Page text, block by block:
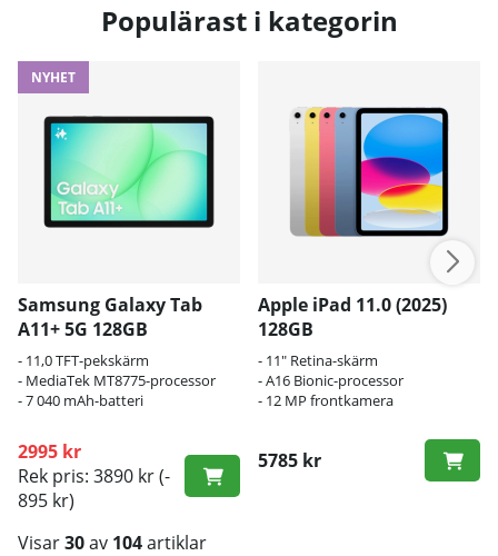
Populärast i kategorin
NYHET
Samsung Galaxy Tab
A11+ 5G 128GB
- 11,0 TFT-pekskärm
- MediaTek MT8775-processor
- 7 040 mAh-batteri
2995 kr
Rek pris: 3890 kr(-
895 kr)
Apple iPad 11.0 (2025)
128GB
- 11" Retina-skärm
- A16 Bionic-processor
- 12 MP frontkamera
5785 kr
Visar30av 104artiklar